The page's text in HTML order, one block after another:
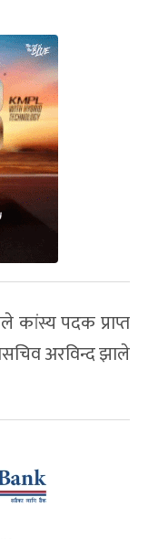
कांस्य पदक प्राप्त
अरविन्द झाले